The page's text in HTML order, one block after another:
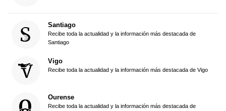
Santiago
Recibe toda la actualidad y la información más destacada de
Santiago
Vigo
Recibe toda la actualidad y la información más destacada de Vigo
Ourense
Recibe toda la actualidad y la información más destacada de